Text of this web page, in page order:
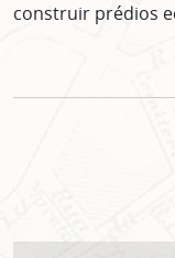
construir prédios